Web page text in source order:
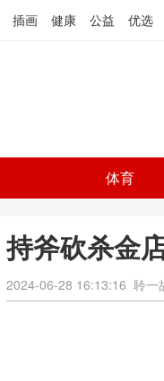
插画 健康 公益 优选
体育
持斧砍杀金
2024-06-28 16:13:16 聆一